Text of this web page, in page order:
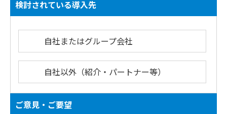
検討されている導入先
自社またはグループ会社
自社以外（紹介・パートナー等）
ご意見・ご要望